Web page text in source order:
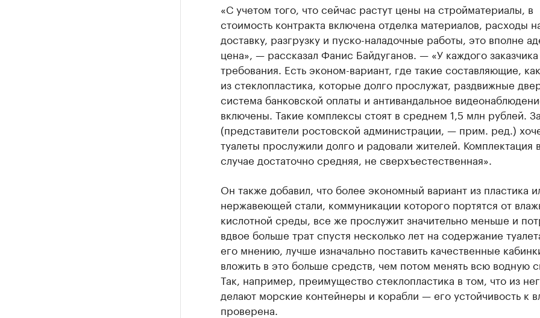
«С учетом того, что сейчас растут цены на стройматериалы, в
стоимость контракта включена отделка материалов, расходы
доставку, разгрузку и пуско-наладочные работы, это вполне
цена», — рассказал Фанис Байдуганов. — «У каждого
требования. Есть эконом-вариант, где такие составляющие,
из стеклопластика, которые долго прослужат, раздвижные
система банковской оплаты и антивандальное
включены. Такие комплексы стоят в среднем 1,5 млн рублей.
(представители ростовской администрации, — прим. ред.)
туалеты прослужили долго и радовали жителей. Комплектация
случае достаточно средняя, не сверхъестественная».
Он также добавил, что более экономный вариант из пластика
нержавеющей стали, коммуникации которого портятся от
кислотной среды, все же прослужит значительно меньше и
вдвое больше трат спустя несколько лет на содержание
его мнению, лучше изначально поставить качественные
вложить в это больше средств, чем потом менять всю водную
Так, например, преимущество стеклопластика в том, что из
делают морские контейнеры и корабли — его устойчивость к
проверена.